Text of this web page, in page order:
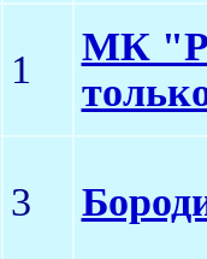
1
МК
3